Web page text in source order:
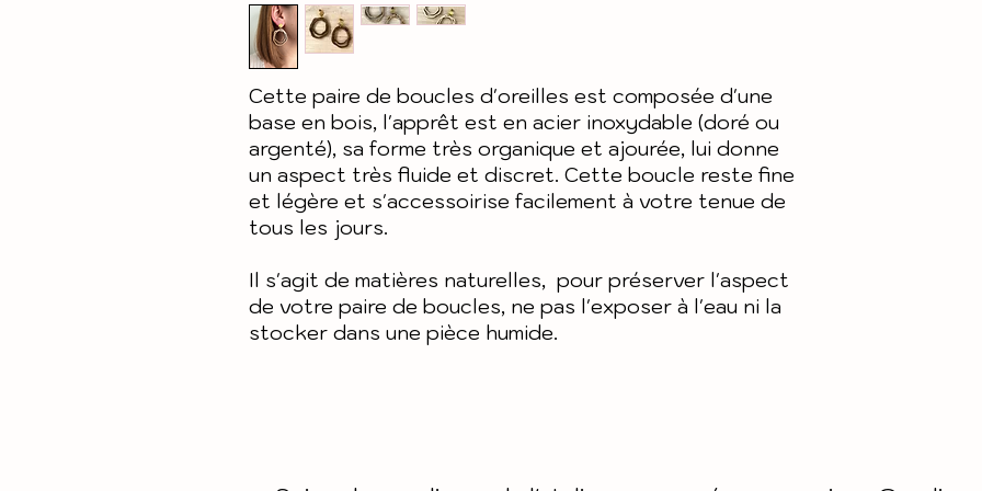
Cette paire de boucles d'oreilles est composée d'une
base en bois, l'apprêt est en acier inoxydable (doré ou
argenté), sa forme très organique et ajourée, lui donne
un aspect très fluide et discret. Cette boucle reste fine
et légère et s'accessoirise facilement à votre tenue de
tous les jours.
Il s'agit de matières naturelles, pour préserver l'aspect
de votre paire de boucles, ne pas l'exposer à l'eau ni la
stocker dans une pièce humide.